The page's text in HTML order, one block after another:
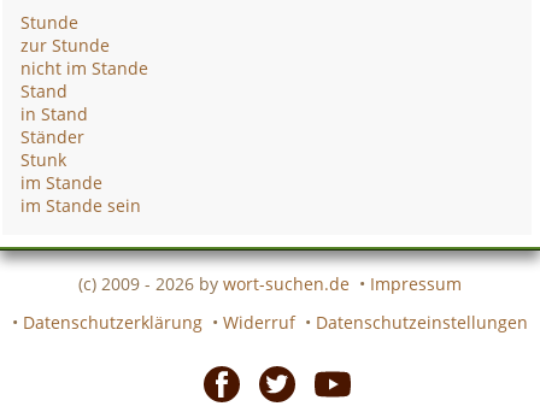
Stunde
zur Stunde
nicht im Stande
Stand
in Stand
Ständer
Stunk
im Stande
im Stande sein
(c) 2009 - 2026 by wort-suchen.de • Impressum
• Datenschutzerklärung • Widerruf • Datenschutzeinstellungen